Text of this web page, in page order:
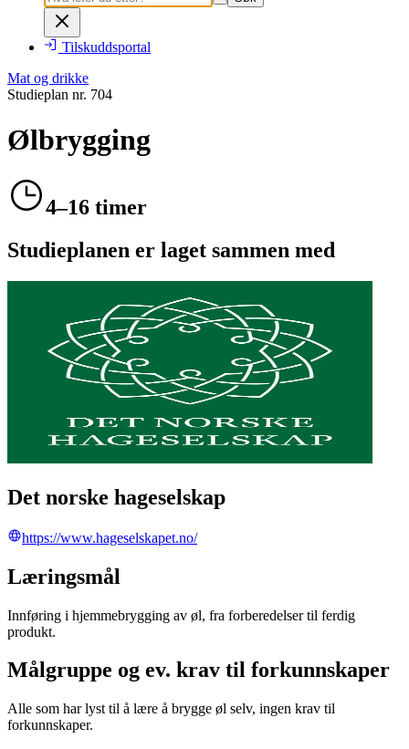
Tilskuddsportal
Mat og drikke
Studieplan nr. 704
Ølbrygging
4–16 timer
Studieplanen er laget sammen med
Det norske hageselskap
https://www.hageselskapet.no/
Læringsmål
Innføring i hjemmebrygging av øl, fra forberedelser til ferdig
produkt.
Målgruppe og ev. krav til forkunnskaper
Alle som har lyst til å lære å brygge øl selv, ingen krav til
forkunnskaper.